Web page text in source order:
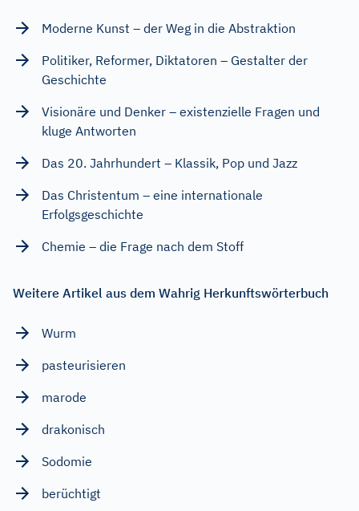
Moderne Kunst – der Weg in die Abstraktion
Politiker, Reformer, Diktatoren – Gestalter der
Geschichte
Visionäre und Denker – existenzielle Fragen und
kluge Antworten
Das 20. Jahrhundert – Klassik, Pop und Jazz
Das Christentum – eine internationale
Erfolgsgeschichte
Chemie – die Frage nach dem Stoff
Weitere Artikel aus dem Wahrig Herkunftswörterbuch
Wurm
pasteurisieren
marode
drakonisch
Sodomie
berüchtigt